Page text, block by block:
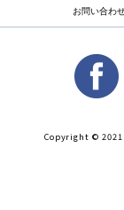
お問い合わ
Copyright ©